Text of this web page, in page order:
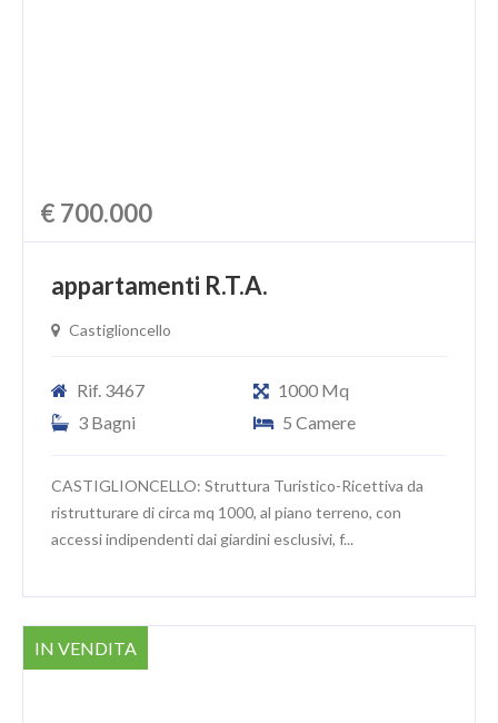
€ 700.000
appartamenti R.T.A.
Castiglioncello
Rif. 3467
1000 Mq
3 Bagni
5 Camere
CASTIGLIONCELLO: Struttura Turistico-Ricettiva da
ristrutturare di circa mq 1000, al piano terreno, con
accessi indipendenti dai giardini esclusivi, f...
IN VENDITA